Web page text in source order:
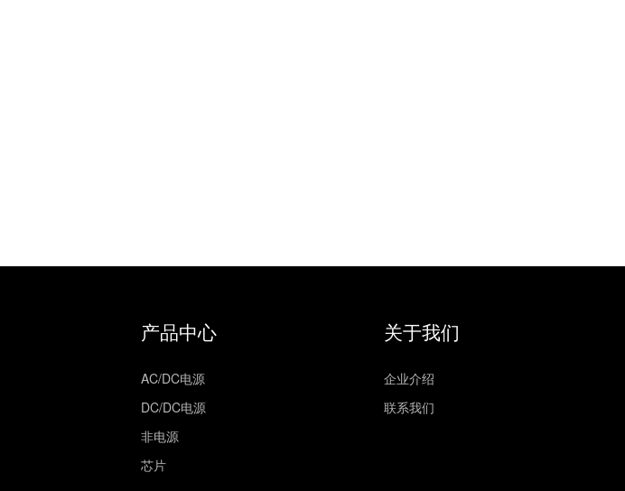
产品中心
AC/DC电源
DC/DC电源
非电源
芯片
关于我们
企业介绍
联系我们